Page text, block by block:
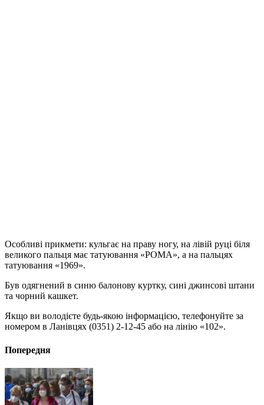
Особливі прикмети: кульгає на праву ногу, на лівій руці біля
великого пальця має татуювання «РОМА», а на пальцях
татуювання «1969».
Був одягнений в синю балонову куртку, сині джинсові штани
та чорний кашкет.
Якщо ви володієте будь-якою інформацією, телефонуйте за
номером в Ланівцях (0351) 2-12-45 або на лінію «102».
Попередня